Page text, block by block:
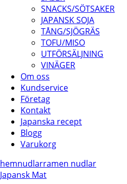
SNACKS/SÖTSAKER
JAPANSK SOJA
TÅNG/SJÖGRÄS
TOFU/MISO
UTFÖRSÄLJNING
VINÄGER
Om oss
Kundservice
Företag
Kontakt
Japanska recept
Blogg
Varukorg
hemnudlarramen nudlar
Japansk Mat